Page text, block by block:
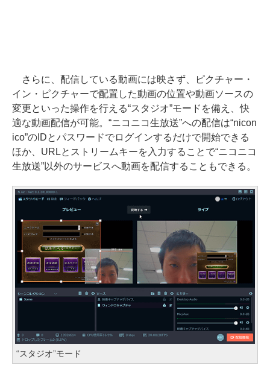
さらに、配信している動画には映さず、ピクチャー・
イン・ピクチャーで配置した動画の位置や動画ソースの
変更といった操作を行える“スタジオ”モードを備え、快
適な動画配信が可能。“ニコニコ生放送”への配信は“nicon
ico”のIDとパスワードでログインするだけで開始できる
ほか、URLとストリームキーを入力することで“ニコニコ
生放送”以外のサービスへ動画を配信することもできる。
“スタジオ”モード